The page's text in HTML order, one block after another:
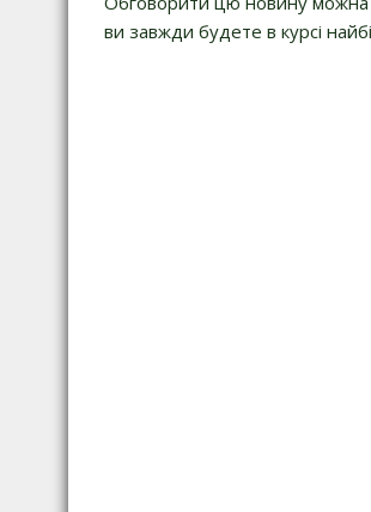
а
ви завжди будете в курсі